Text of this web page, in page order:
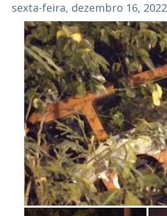
sexta-feira, dezembro 16, 2022